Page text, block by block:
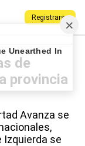
Registrarse
de
provincia
Avanza se
Izquierda se